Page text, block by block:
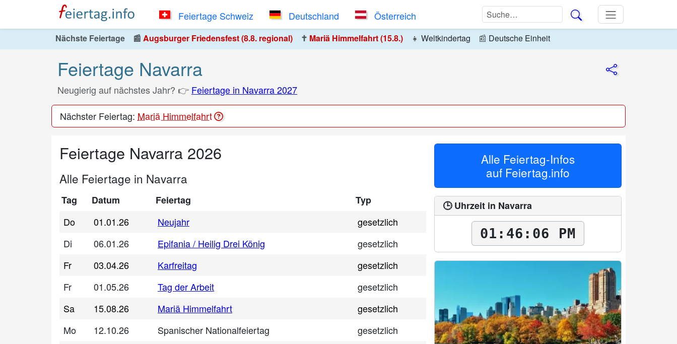
Feiertage Schweiz Deutschland Österreich
Nächste Feiertage 📰 Augsburger Friedensfest (8.8. regional) ✝️ Mariä Himmelfahrt (15.8.) 👧 Weltkindertag 📰 Deutsche Einheit
Feiertage Navarra
Neugierig auf nächstes Jahr? 👉 Feiertage in Navarra 2027
Nächster Feiertag: Mariä Himmelfahrt
Feiertage Navarra 2026
Alle Feiertage in Navarra
Tag Datum Feiertag
Typ
Do
01.01.26 Neujahr
gesetzlich
Di
06.01.26 Epifania / Heilig Drei König
gesetzlich
Fr
03.04.26 Karfreitag
gesetzlich
Fr
01.05.26 Tag der Arbeit
gesetzlich
Sa
15.08.26 Mariä Himmelfahrt
gesetzlich
Mo
12.10.26 Spanischer Nationalfeiertag
gesetzlich
Alle Feiertag-Infos
auf Feiertag.info
🕒 Uhrzeit in Navarra
01:46:07 PM